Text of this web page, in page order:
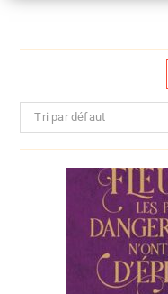
Tri par défaut